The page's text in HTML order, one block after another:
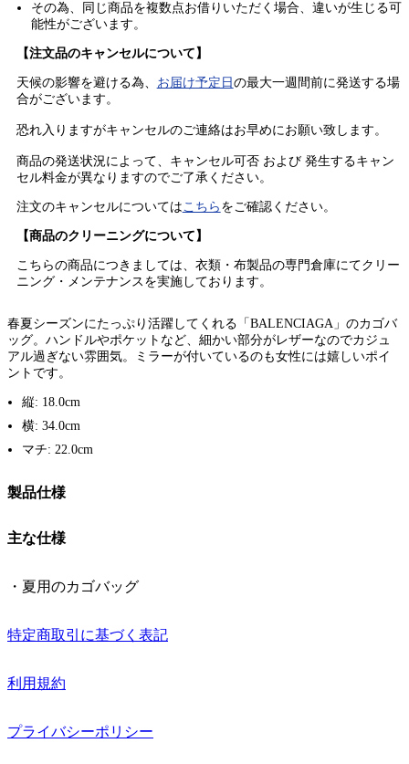
その為、同じ商品を複数点お借りいただく場合、違いが生じる可
能性がございます。
【注文品のキャンセルについて】
天候の影響を避ける為、 お届け予定日 の最大一週間前に発送する場
合がございます。
恐れ入りますがキャンセルのご連絡はお早めにお願い致します。
商品の発送状況によって、キャンセル可否 および 発生するキャン
セル料金が異なりますのでご了承ください。
注文のキャンセルについてはこちら をご確認ください。
【商品のクリーニングについて】
こちらの商品につきましては、衣類・布製品の専門倉庫にてクリー
ニング・メンテナンスを実施しております。
春夏シーズンにたっぷり活躍してくれる「BALENCIAGA」のカゴバ
ッグ。ハンドルやポケットなど、細かい部分がレザーなのでカジュ
アル過ぎない雰囲気。ミラーが付いているのも女性には嬉しいポイ
ントです。
縦: 18.0cm
横: 34.0cm
マチ: 22.0cm
製品仕様
主な仕様
・夏用のカゴバッグ
特定商取引に基づく表記
利用規約
プライバシーポリシー